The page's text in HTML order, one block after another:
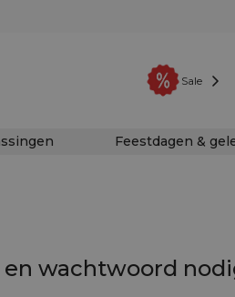
Sale
Feestdagen &
en wachtwoord